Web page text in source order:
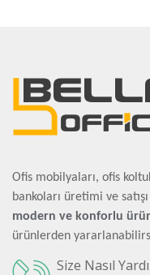
Ofis mobilyaları, ofis
bankoları üretimi ve
modern ve konforlu
ürünlerden
Size Nasıl